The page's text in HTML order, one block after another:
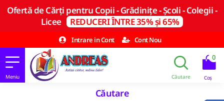
Ofertă de Cărți pentru Copii - Grădinițe - Școli - Colegii -
Licee REDUCERI ÎNTRE 35% și 65%
Intrare in Cont
Cont Nou
0
Căutare